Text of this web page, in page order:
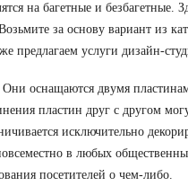
на багетные и безбагетные.
за основу вариант из
предлагаем услуги дизайн-
Они оснащаются двумя
пластин друг с другом
исключительно
в любых
посетителей о чем-либо.